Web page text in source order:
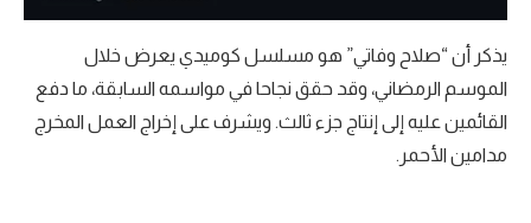
يذكر أن “صلاح وفاتي” هو مسلسل كوميدي يعرض خلال
الموسم الرمضاني، وقد حقق نجاحا في مواسمه السابقة، ما دفع
القائمين عليه إلى إنتاج جزء ثالث. ويشرف على إخراج العمل المخرج
مدامين الأحمر.